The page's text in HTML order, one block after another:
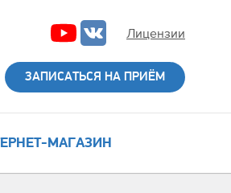
Лицензии
ЗАПИСАТЬСЯ НА ПРИЁМ
МАГАЗИН